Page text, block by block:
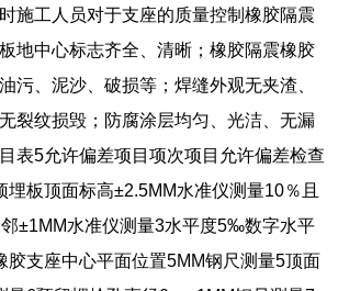
施工人员对于支座的质量控制橡胶隔震
地中心标志齐全、清晰；橡胶隔震橡胶
污、泥沙、破损等；焊缝外观无夹渣、
裂纹损毁；防腐涂层均匀、光洁、无漏
表5允许偏差项目项次项目允许偏差检查
埋板顶面标高±2.5MM水准仪测量10％且
±1MM水准仪测量3水平度5‰数字水平
胶支座中心平面位置5MM钢尺测量5顶面